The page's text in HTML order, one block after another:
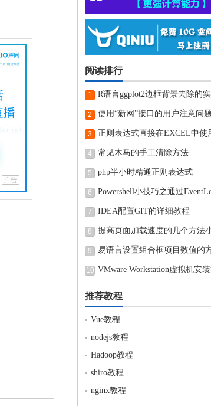
阅读排行
1 R语言ggplot2边框背景去除的
2 使用“新网”接口的用户注意问题
3
正则表达式直接在EXCEL中使
细步骤
4 常见木马的手工清除方法
5 php半小时精通正则表达式
6
Powershell小技巧之通过
看近期电脑开机和关机时间
7 IDEA配置GIT的详细教程
8 提高页面加载速度的几个方法
9 易语言设置组合框项目数值的
10 VMware Workstation虚拟机安
推荐教程
Vue教程
nodejs教程
Hadoop教程
shiro教程
nginx教程